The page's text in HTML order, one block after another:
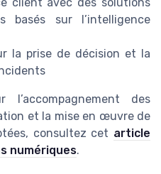
basés sur l’intelligence
la prise de décision et la
des
et la mise en œuvre de
consultez cet article
numériques.